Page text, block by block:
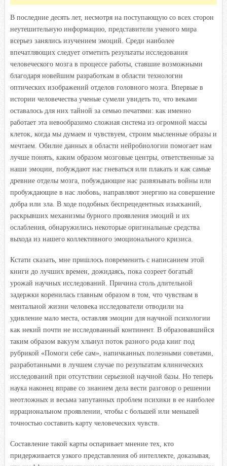
В последние десять лет, несмотря на поступающую со всех сторон
неутешительную информацию, представители ученого мира
всерьез занялись изучением эмоций. Среди наиболее
впечатляющих следует отметить результаты исследования
человеческого мозга в процессе работы, ставшие возможными
благодаря новейшим разработкам в области технологии
оптических изображений отделов головного мозга. Впервые в
истории человечества ученые сумели увидеть то, что веками
оставалось для них тайной за семью печатями: как именно
работает эта невообразимо сложная система из огромной массы
клеток, когда мы думаем и чувствуем, строим мысленные образы и
мечтаем. Обилие данных в области нейробиологии помогает нам
лучше понять, каким образом мозговые центры, ответственные за
наши эмоции, побуждают нас гневаться или плакать и как самые
древние отделы мозга, побуждающие нас развязывать войны или
пробуждающие в нас любовь, направляют энергию на совершение
добра или зла. В ходе подобных беспрецедентных изысканий,
раскрывших механизмы бурного проявления эмоций и их
ослабления, обнаружились некоторые оригинальные средства
выхода из нашего коллективного эмоционального кризиса.
Кстати сказать, мне пришлось повременить с написанием этой
книги до лучших времен, дожидаясь, пока созреет богатый
урожай научных исследований. Причина столь длительной
задержки коренилась главным образом в том, что чувствам в
ментальной жизни человека исследователи отводили на
удивление мало места, оставляя эмоции для научной психологии
как некий почти не исследованный континент. В образовавшийся
таким образом вакуум хлынул поток разного рода книг под
рубрикой «Помоги себе сам», напичканных полезными советами,
разработанными в лучшем случае по результатам клинических
исследований при отсутствии серьезной научной базы. Но теперь
наука наконец вправе со знанием дела вести разговор о решении
неотложных и весьма запутанных проблем психики в ее наиболее
иррациональном проявлении, чтобы с большей или меньшей
точностью составить карту человеческих чувств.
Составление такой карты оспаривает мнение тех, кто
придерживается узкого представления об интеллекте, доказывая,